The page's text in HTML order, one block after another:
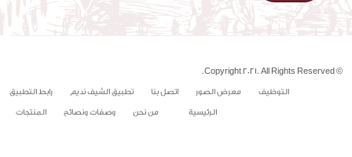
© Copyright 2021. All Rights Reserved.
رابط التطبيق تطبيق الشيف نديم اتصل بنا معرض الصور التوظيف
المنتجات وصفات ونصائح من نحن الرئيسية